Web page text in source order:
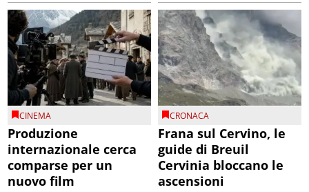
CINEMA
Produzione
internazionale cerca
comparse per un
nuovo film
CRONACA
Frana sul Cervino, le
guide di Breuil
Cervinia bloccano le
ascensioni